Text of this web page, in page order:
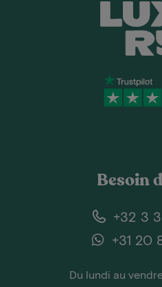
Besoin
+32 3
+31 20
Du lundi au